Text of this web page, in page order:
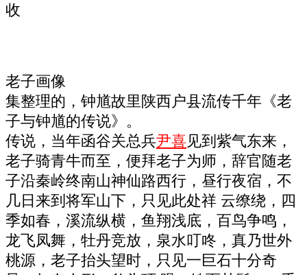
收
老子画像
集整理的，钟馗故里陕西户县流传千年《老
子与钟馗的传说》。
传说，当年函谷关总兵尹喜 见到紫气东来，
老子骑青牛而至，便拜老子为师，辞官随老
子沿秦岭终南山神仙路西行，昼行夜宿，不
几日来到将军山下，只见此处祥 云缭绕，四
季如春，溪流纵横，鱼翔浅底，百鸟争鸣，
龙飞凤舞，牡丹竞放，泉水叮咚，真乃世外
桃源，老子抬头望时，只见一巨石十分奇